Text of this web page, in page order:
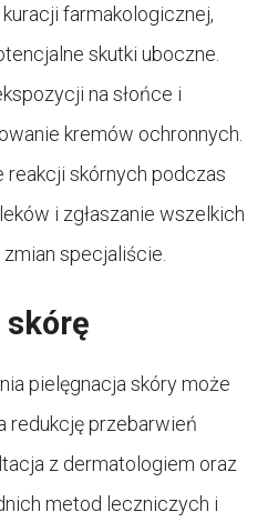
farmakologicznej,
skutki uboczne.
na słońce i
kremów ochronnych.
reakcji skórnych podczas
i zgłaszanie wszelkich
specjaliście.
skórę
pielęgnacja skóry może
redukcję przebarwień
z dermatologiem oraz
metod leczniczych i